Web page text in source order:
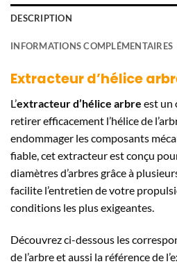
DESCRIPTION
INFORMATIONS COMPLÉMENTAIRES
Extracteur d’hélice
L’extracteur d’hélice arbre est un
retirer efficacement l’hélice de
endommager les composants
fiable, cet extracteur est conçu
diamètres d’arbres grâce à
facilite l’entretien de votre
conditions les plus exigeantes.
Découvrez ci-dessous les
de l’arbre et aussi la référence de